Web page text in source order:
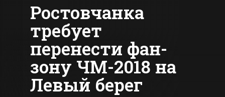
Ростовчанка
требует
перенести фан-
зону ЧМ-2018 на
Левый берег